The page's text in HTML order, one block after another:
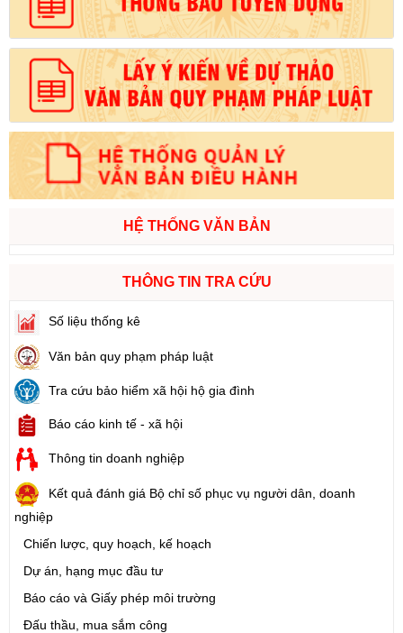
HỆ THỐNG VĂN BẢN
THÔNG TIN TRA CỨU
Số liệu thống kê
Văn bản quy phạm pháp luật
Tra cứu bảo hiểm xã hội hộ gia đình
Báo cáo kinh tế - xã hội
Thông tin doanh nghiệp
Kết quả đánh giá Bộ chỉ số phục vụ người dân, doanh
nghiệp
Chiến lược, quy hoạch, kế hoạch
Dự án, hạng mục đầu tư
Báo cáo và Giấy phép môi trường
Đấu thầu, mua sắm công